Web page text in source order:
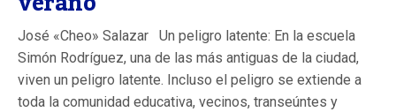
José «Cheo» Salazar Un peligro latente: En la escuela
Simón Rodríguez, una de las más antiguas de la ciudad,
viven un peligro latente. Incluso el peligro se extiende a
toda la comunidad educativa, vecinos, transeúntes y